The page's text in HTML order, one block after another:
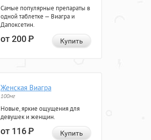
Самые популярные препараты в
одной таблетке — Виагра и
Дапоксетин.
от 200Р Купить
Женская Виагра
100мг
Новые, яркие ощущения для
девушек и женщин.
от 116Р Купить